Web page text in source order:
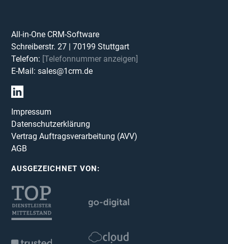
All-in-One CRM-Software
Schreiberstr. 27 |70199 Stuttgart
Telefon: [Telefonnummer anzeigen]
E-Mail:sales@1crm.de
Impressum
Datenschutzerklärung
Vertrag Auftragsverarbeitung (AVV)
AGB
AUSGEZEICHNET VON: